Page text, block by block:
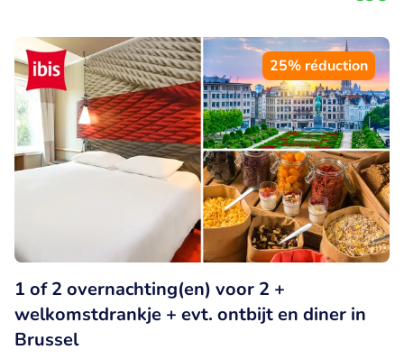
25% réduction
1 of 2 overnachting(en) voor 2 +
welkomstdrankje + evt. ontbijt en diner in
Brussel